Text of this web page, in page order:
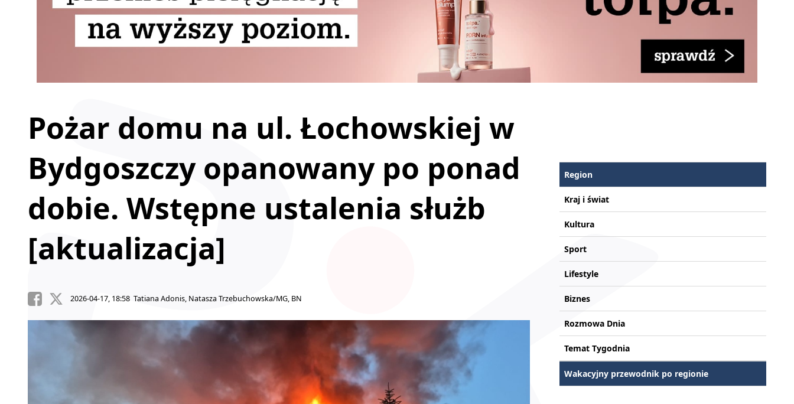
Pożar domu na ul. Łochowskiej w
Bydgoszczy opanowany po ponad
dobie. Wstępne ustalenia służb
[aktualizacja]
2026-04-17, 18:58 Tatiana Adonis, Natasza Trzebuchowska/MG, BN
Region
Kraj i świat
Kultura
Sport
Lifestyle
Biznes
Rozmowa Dnia
Temat Tygodnia
Wakacyjny przewodnik po regionie